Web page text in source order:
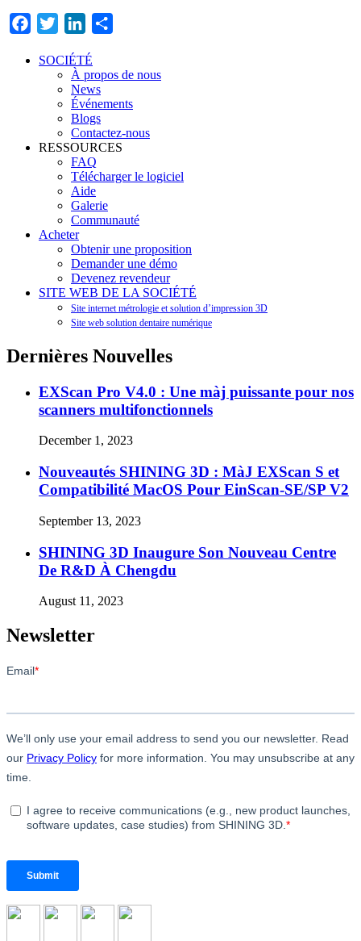
Facebook
Twitter LinkedIn
SOCIÉTÉ
À propos de nous
News
Événements
Blogs
Contactez-nous
RESSOURCES
FAQ
Télécharger le logiciel
Aide
Galerie
Communauté
Acheter
Obtenir une proposition
Demander une démo
Devenez revendeur
SITE WEB DE LA SOCIÉTÉ
Site internet métrologie et solution d’impression 3D
Site web solution dentaire numérique
Dernières Nouvelles
EXScan Pro V4.0 : Une màj puissante pour nos
scanners multifonctionnels
December 1, 2023
Nouveautés SHINING 3D : MàJ EXScan S et
Compatibilité MacOS Pour EinScan-SE/SP V2
September 13, 2023
SHINING 3D Inaugure Son Nouveau Centre
De R&D À Chengdu
August 11, 2023
Newsletter